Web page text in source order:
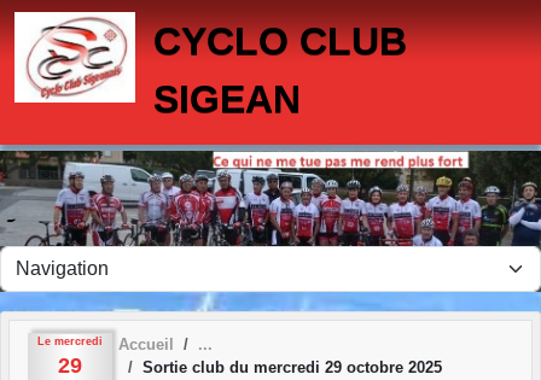
CYCLO CLUB
SIGEAN
Le mercredi
29
Accueil
Sortie club du mercredi 29 octobre 2025
Panneau de gestion des cookies